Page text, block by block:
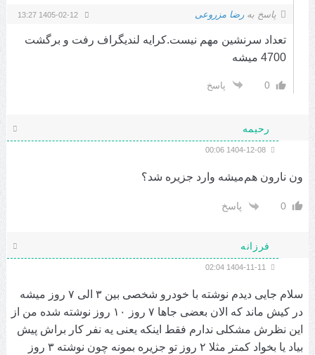
پاسخ به رضا مزروعی 1405-02-12 13:27
تعداد سرنشین مهم نیست.کرایه لندیگراف رفت و برگشت
4700 میشه
0 پاسخ
رحیمه
ون نارون هم‌میشه وارد جزیره شد؟
0 پاسخ
فرزانه
سلام جایی دیدم نوشته با خودرو شخصی بین ۳ الی ۷ روز میشه
در کیش ماند که الان بعضی جاها ۷ روز ۱۰ روز نوشته شده من از
این نظرش مشکلی ندارم فقط اینکه یعنی یه نفر کار براش پیش
بیاد یا بخواد کمتر مثلا ۲ روز تو جزیره بمونه چون نوشته ۳ روز